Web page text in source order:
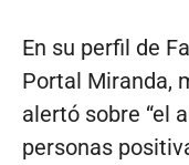
En su perfil de
Portal Miranda,
alertó sobre “el
personas